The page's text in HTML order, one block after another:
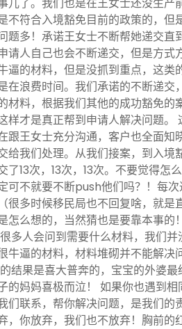
不符合入境豁免目前的政策的，但
题多！承诺王女士不断帮她递交直
请人自己也会不断递交，但是方式
逼的材料，但是没抓到重点，这类
在浪费时间。我们承诺的不断递交
材料，根据我们其他的成功豁免的
样才是真正帮到申请人解决问题。
跟王女士充分沟通，客户也全面知
给我们处理。从我们接案，到入境
了13次，13次，13次。不要觉得怎
可不就要不断push他们吗？！每
很多时候移民局也不回复啥，就是
怎么想的，当然猜也是要靠本事的
多人会问到需要什么材料，我们
牛逼的材料，材料堆砌并不能解决
结果是喜大普奔的，宝宝的外婆
的妈妈喜极而泣！ 如果你也遇到
们联系，帮你解决问题，是我们的
，你放弃，我们也不放弃！胸前的